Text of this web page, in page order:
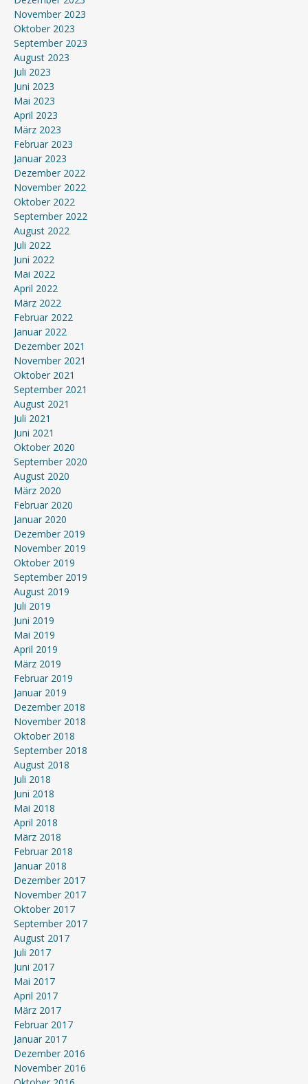
November 2023
Oktober 2023
September 2023
August 2023
Juli 2023
Juni 2023
Mai 2023
April 2023
März 2023
Februar 2023
Januar 2023
Dezember 2022
November 2022
Oktober 2022
September 2022
August 2022
Juli 2022
Juni 2022
Mai 2022
April 2022
März 2022
Februar 2022
Januar 2022
Dezember 2021
November 2021
Oktober 2021
September 2021
August 2021
Juli 2021
Juni 2021
Oktober 2020
September 2020
August 2020
März 2020
Februar 2020
Januar 2020
Dezember 2019
November 2019
Oktober 2019
September 2019
August 2019
Juli 2019
Juni 2019
Mai 2019
April 2019
März 2019
Februar 2019
Januar 2019
Dezember 2018
November 2018
Oktober 2018
September 2018
August 2018
Juli 2018
Juni 2018
Mai 2018
April 2018
März 2018
Februar 2018
Januar 2018
Dezember 2017
November 2017
Oktober 2017
September 2017
August 2017
Juli 2017
Juni 2017
Mai 2017
April 2017
März 2017
Februar 2017
Januar 2017
Dezember 2016
November 2016